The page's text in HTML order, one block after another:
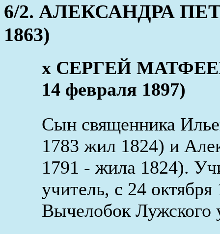
6/2. АЛЕКСАНДРА
1863)
x СЕРГЕЙ
14 февраля 1897)
Сын священника
1783 жил 1824) и
1791 - жила 1824).
учитель, с 24
Вычелобок Лужского